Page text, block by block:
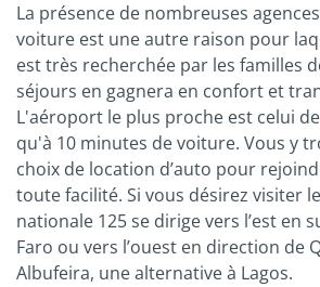
La présence de nombreuses
voiture est une autre raison pour
est très recherchée par les familles
séjours en gagnera en confort et
L'aéroport le plus proche est celui
qu'à 10 minutes de voiture. Vous y
choix de location d’auto pour
toute facilité. Si vous désirez visiter
nationale 125 se dirige vers l’est en
Faro ou vers l’ouest en direction de
Albufeira, une alternative à Lagos.